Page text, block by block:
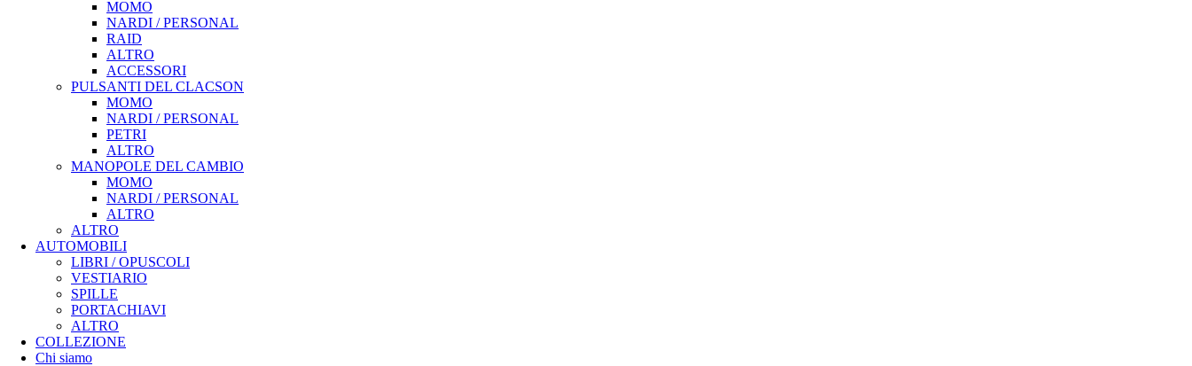
MOMO
NARDI / PERSONAL
RAID
ALTRO
ACCESSORI
PULSANTI DEL CLACSON
MOMO
NARDI / PERSONAL
PETRI
ALTRO
MANOPOLE DEL CAMBIO
MOMO
NARDI / PERSONAL
ALTRO
ALTRO
AUTOMOBILI
LIBRI / OPUSCOLI
VESTIARIO
SPILLE
PORTACHIAVI
ALTRO
COLLEZIONE
Chi siamo